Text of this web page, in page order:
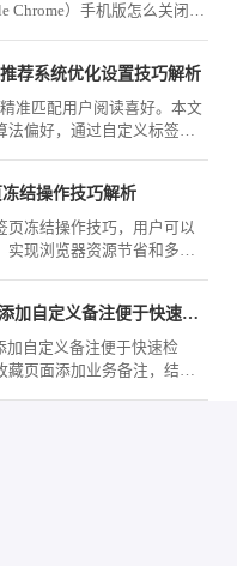
Chrome）手机版怎么关闭网
荐系统优化设置技巧解析
准匹配用户阅读喜好。本文
偏好，通过自定义标签、
结操作技巧解析
页冻结操作技巧，用户可以
现浏览器资源节省和多任
google浏览器书签添加自定义备注便于快速检索怎么弄
加自定义备注便于快速检
页面添加业务备注，结合